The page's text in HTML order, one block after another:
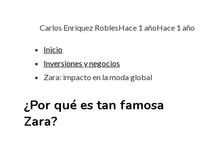
Carlos Enríquez RoblesHace 1 añoHace 1 año
Inicio
Inversiones y negocios
Zara: impacto en la moda global
¿Por qué es tan famosa
Zara?